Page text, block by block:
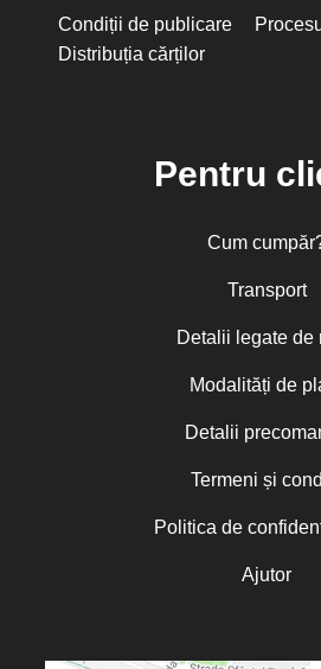
Condiții de publicare
Distribuția cărților
Pentru
Cum
Transport
Detalii legate de
Modalități de
Detalii
Termeni și
Politica de
Ajutor